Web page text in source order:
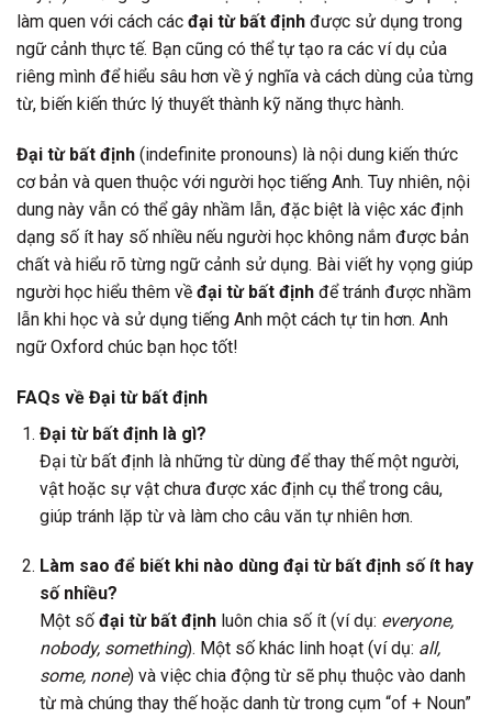
làm quen với cách các đại từ bất định được sử dụng trong
ngữ cảnh thực tế. Bạn cũng có thể tự tạo ra các ví dụ của
riêng mình để hiểu sâu hơn về ý nghĩa và cách dùng của từng
từ, biến kiến thức lý thuyết thành kỹ năng thực hành.
Đại từ bất định (indefinite pronouns) là nội dung kiến thức
cơ bản và quen thuộc với người học tiếng Anh. Tuy nhiên, nội
dung này vẫn có thể gây nhầm lẫn, đặc biệt là việc xác định
dạng số ít hay số nhiều nếu người học không nắm được bản
chất và hiểu rõ từng ngữ cảnh sử dụng. Bài viết hy vọng giúp
người học hiểu thêm về đại từ bất định để tránh được nhầm
lẫn khi học và sử dụng tiếng Anh một cách tự tin hơn. Anh
ngữ Oxford chúc bạn học tốt!
FAQs về Đại từ bất định
Đại từ bất định là gì?
Đại từ bất định là những từ dùng để thay thế một người,
vật hoặc sự vật chưa được xác định cụ thể trong câu,
giúp tránh lặp từ và làm cho câu văn tự nhiên hơn.
Làm sao để biết khi nào dùng đại từ bất định số ít hay
số nhiều?
Một số đại từ bất địnhluôn chia số ít (ví dụ: everyone,
nobody, something). Một số khác linh hoạt (ví dụ: all,
some, none) và việc chia động từ sẽ phụ thuộc vào danh
từ mà chúng thay thế hoặc danh từ trong cụm “of + Noun”